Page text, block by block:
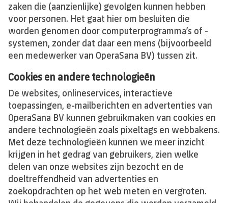
zaken die (aanzienlijke) gevolgen kunnen hebben
voor personen. Het gaat hier om besluiten die
worden genomen door computerprogramma’s of -
systemen, zonder dat daar een mens (bijvoorbeeld
een medewerker van OperaSana BV) tussen zit.
Cookies en andere technologieën
De websites, onlineservices, interactieve
toepassingen, e-mailberichten en advertenties van
OperaSana BV kunnen gebruikmaken van cookies en
andere technologieën zoals pixeltags en webbakens.
Met deze technologieën kunnen we meer inzicht
krijgen in het gedrag van gebruikers, zien welke
delen van onze websites zijn bezocht en de
doeltreffendheid van advertenties en
zoekopdrachten op het web meten en vergroten.